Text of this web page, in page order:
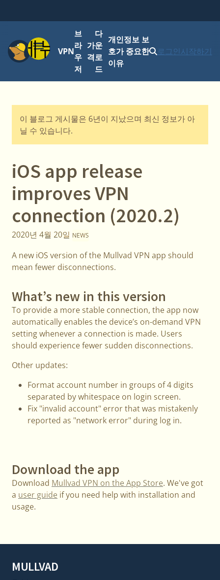
메뉴VPN
브
라
우
저
가
격
다
운
로
드
개인정보 보
호가 중요한
이유
로그인시작하기
이 블로그 게시물은 6년이 지났으며 최신 정보가 아
닐 수 있습니다.
iOS app release
improves VPN
connection (2020.2)
2020년 4월 20일 NEWS
A new iOS version of the Mullvad VPN app should
mean fewer disconnections.
What’s new in this version
To provide a more stable connection, the app now
automatically enables the device’s on-demand VPN
setting whenever a connection is made. Users
should experience fewer sudden disconnections.
Other updates:
Format account number in groups of 4 digits
separated by whitespace on login screen.
Fix "invalid account" error that was mistakenly
reported as "network error" during log in.
Download the app
Download Mullvad VPN on the App Store. We've got
a user guide if you need help with installation and
usage.
MULLVAD